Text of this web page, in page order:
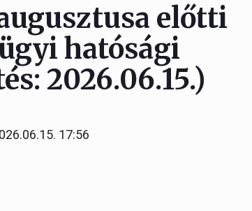
előtti
hatósági
2026.06.15.)
17:56